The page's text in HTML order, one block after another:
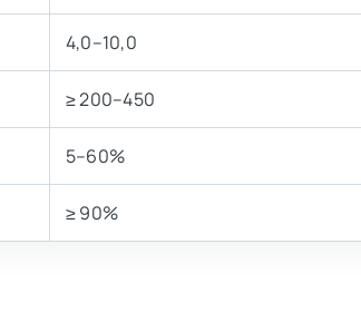
4,0–10,0
≥ 200–450
5–60%
≥ 90%